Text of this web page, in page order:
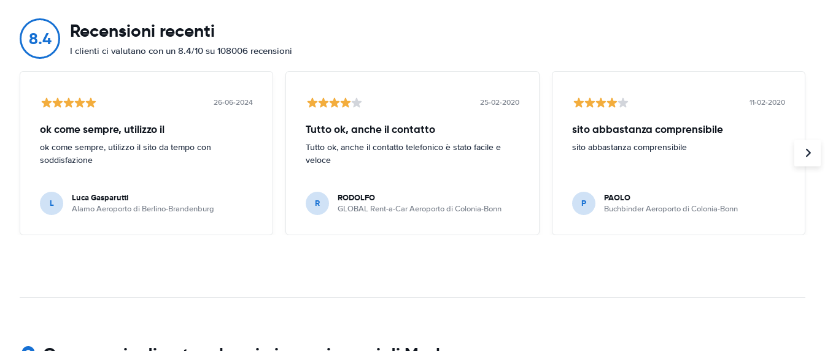
8.4 Recensioni recenti
I clienti ci valutano con un 8.4/10 su 108006 recensioni
26-06-2024
ok come sempre, utilizzo il
ok come sempre, utilizzo il sito da tempo con
soddisfazione
L Luca Gasparutti
Alamo Aeroporto di Berlino-Brandenburg
25-02-2020
Tutto ok, anche il contatto
Tutto ok, anche il contatto telefonico è stato facile e
veloce
R RODOLFO
GLOBAL Rent-a-Car Aeroporto di Colonia-Bonn
11-02-2020
sito abbastanza comprensibile
sito abbastanza comprensibile
P PAOLO
Buchbinder Aeroporto di Colonia-Bonn